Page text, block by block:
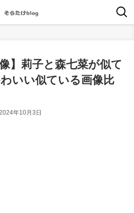
像】莉子と森七菜が似て
いい似ている画像比
年10月3日